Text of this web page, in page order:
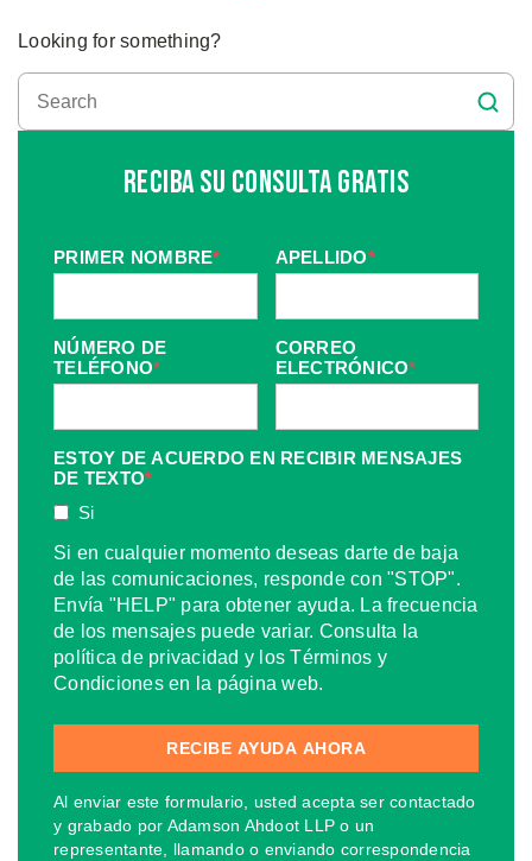
Looking for something?
Reciba Su Consulta Gratis
PRIMER NOMBRE* APELLIDO*
NÚMERO DE
TELÉFONO*
CORREO
ELECTRÓNICO*
ESTOY DE ACUERDO EN RECIBIR MENSAJES
DE TEXTO*
Si
Si en cualquier momento deseas darte de baja
de las comunicaciones, responde con "STOP".
Envía "HELP" para obtener ayuda. La frecuencia
de los mensajes puede variar. Consulta la
política de privacidad y los Términos y
Condiciones en la página web.
Al enviar este formulario, usted acepta ser contactado
y grabado por Adamson Ahdoot LLP o un
representante, llamando o enviando correspondencia